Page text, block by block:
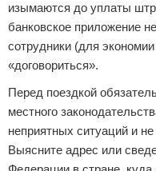
изымаются до уплаты
банковское приложение
сотрудники (для
«договориться».
Перед поездкой
местного
неприятных ситуаций и не
Выясните адрес или